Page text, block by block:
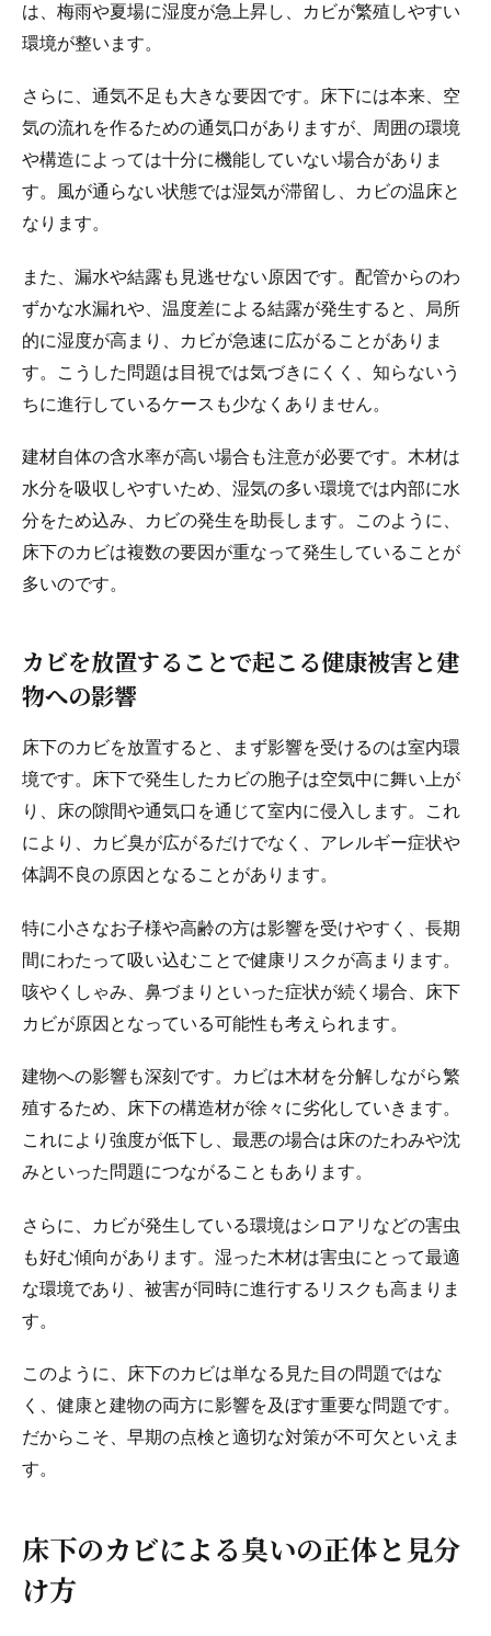
は、梅雨や夏場に湿度が急上昇し、カビが繁殖しやすい
環境が整います。
さらに、通気不足も大きな要因です。床下には本来、空
気の流れを作るための通気口がありますが、周囲の環境
や構造によっては十分に機能していない場合がありま
す。風が通らない状態では湿気が滞留し、カビの温床と
なります。
また、漏水や結露も見逃せない原因です。配管からのわ
ずかな水漏れや、温度差による結露が発生すると、局所
的に湿度が高まり、カビが急速に広がることがありま
す。こうした問題は目視では気づきにくく、知らないう
ちに進行しているケースも少なくありません。
建材自体の含水率が高い場合も注意が必要です。木材は
水分を吸収しやすいため、湿気の多い環境では内部に水
分をため込み、カビの発生を助長します。このように、
床下のカビは複数の要因が重なって発生していることが
多いのです。
カビを放置することで起こる健康被害と建
物への影響
床下のカビを放置すると、まず影響を受けるのは室内環
境です。床下で発生したカビの胞子は空気中に舞い上が
り、床の隙間や通気口を通じて室内に侵入します。これ
により、カビ臭が広がるだけでなく、アレルギー症状や
体調不良の原因となることがあります。
特に小さなお子様や高齢の方は影響を受けやすく、長期
間にわたって吸い込むことで健康リスクが高まります。
咳やくしゃみ、鼻づまりといった症状が続く場合、床下
カビが原因となっている可能性も考えられます。
建物への影響も深刻です。カビは木材を分解しながら繁
殖するため、床下の構造材が徐々に劣化していきます。
これにより強度が低下し、最悪の場合は床のたわみや沈
みといった問題につながることもあります。
さらに、カビが発生している環境はシロアリなどの害虫
も好む傾向があります。湿った木材は害虫にとって最適
な環境であり、被害が同時に進行するリスクも高まりま
す。
このように、床下のカビは単なる見た目の問題ではな
く、健康と建物の両方に影響を及ぼす重要な問題です。
だからこそ、早期の点検と適切な対策が不可欠といえま
す。
床下のカビによる臭いの正体と見分
け方